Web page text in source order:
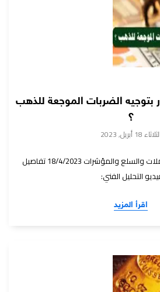
بتوجيه الضربات الموجعة للذهب
؟
الثلاثاء 18 أبريل, 2023
التحليل الفني اليومي للعملات والسلع والمؤشرات 18/4/2023 تفاصيل
التحليل الفني:
اقرأ المزيد